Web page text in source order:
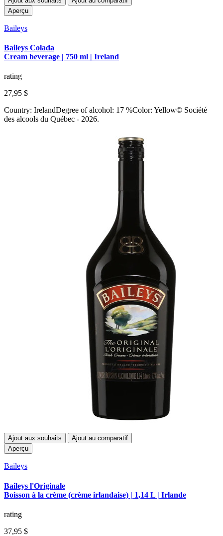
Aperçu
Baileys
Baileys Colada
Cream beverage | 750 ml | Ireland
rating
27,95 $
Country: IrelandDegree of alcohol: 17 %Color: Yellow© Société
des alcools du Québec - 2026.
Ajout aux souhaits
Ajout au comparatif
Aperçu
Baileys
Baileys l'Originale
Boisson à la crème (crème irlandaise) | 1,14 L | Irlande
rating
37,95 $